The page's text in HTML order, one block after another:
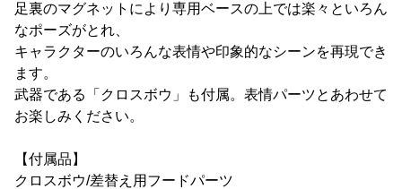
足裏のマグネットにより専用ベースの上では楽々といろん
なポーズがとれ、
キャラクターのいろんな表情や印象的なシーンを再現でき
ます。
武器である「クロスボウ」も付属。表情パーツとあわせて
お楽しみください。
【付属品】
クロスボウ/差替え用フードパーツ